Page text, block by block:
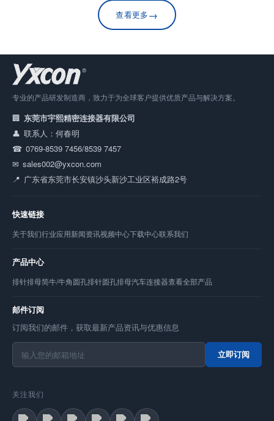
查看更多→
专业的产品研发制造商，致力于为全球客户提供优质产品与解决方案。
东莞市宇熙精密连接器有限公司
联系人：何春明
0769-8539 7456/8539 7457
sales002@yxcon.com
广东省东莞市长安镇沙头新沙工业区裕成路2号
快速链接
关于我们行业应用新闻资讯视频中心下载中心联系我们
产品中心
排针排母简牛/牛角圆孔排针圆孔排母汽车连接器查看全部产品
邮件订阅
订阅我们的邮件，获取最新产品资讯与优惠信息
立即订阅
关注我们